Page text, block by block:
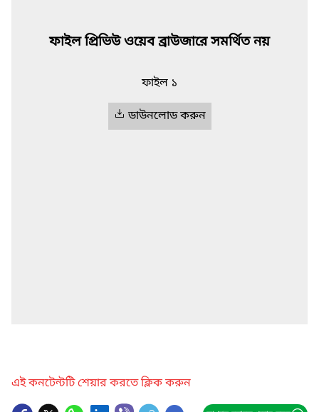
ফাইল প্রিভিউ ওয়েব ব্রাউজারে সমর্থিত নয়
ফাইল ১
ডাউনলোড করুন
এই কনটেন্টটি শেয়ার করতে ক্লিক করুন